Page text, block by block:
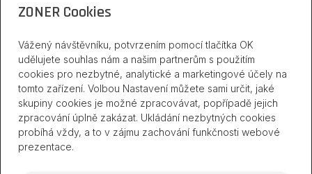
Zoner Cloud
inPage na internetu
ZONER Cookies
Vážený návštěvníku, potvrzením pomocí tlačítka OK
udělujete souhlas nám a našim partnerům s použitím
cookies pro nezbytné, analytické a marketingové účely na
tomto zařízení. Volbou Nastavení můžete sami určit, jaké
skupiny cookies je možné zpracovávat, popřípadě jejich
zpracování úplně zakázat. Ukládání nezbytných cookies
probíhá vždy, a to v zájmu zachování funkčnosti webové
prezentace.